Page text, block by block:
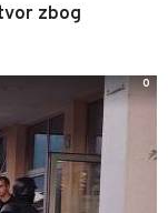
zbog
0